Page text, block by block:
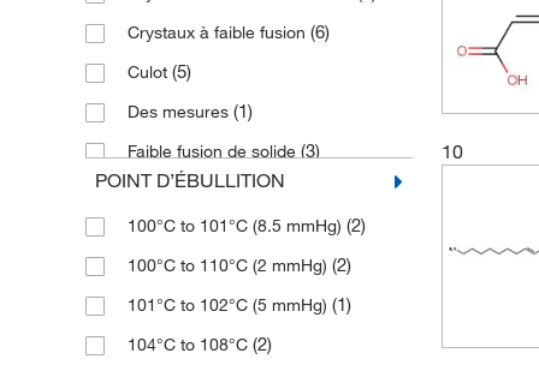
250 mL (5)
250 mg
(52)
2500 g (10)
(3)
250 g(1)
130.099(3)
130.1(4)
130.18(3)
130.187(2)
(4)
(7)
(3)
(4)
3.8-5% Mg(3)
60% (2)
65-90% oleic C18
65.0 to 88.0 %(1)
(3)
80%(2)
85%(10)
90%(9)
94%(5)
Crystaux à faible fusion (6)
Culot (5)
Des mesures (1)
Faible fusion de solide (3)
Flocons brillants ou poudre cristalline
(3)
Flocons cristallins
Flocons, poudre, morceaux ou
masse cristalline
Forfaitaire/semi-liquide
POINT D’ÉBULLITION
100°C to 101°C (8.5 mmHg) (2)
100°C to 110°C (2 mmHg) (2)
101°C to 102°C (5 mmHg) (1)
104°C to 108°C (2)
10